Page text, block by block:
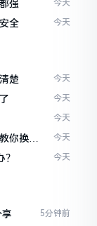
强 今天
全 今天
楚 今天
今天
今天
你换主
今天
今天
5分钟前